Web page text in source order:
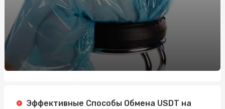
Эффективные Способы Обмена USDT на